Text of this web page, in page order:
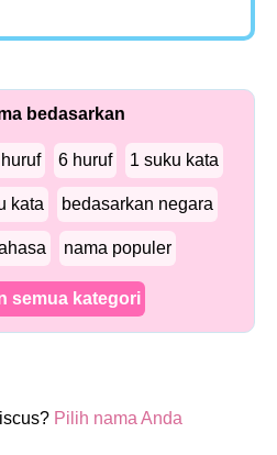
bedasarkan
6 huruf 1 suku kata
kata bedasarkan negara
nama populer
semua kategori
Pilih nama Anda